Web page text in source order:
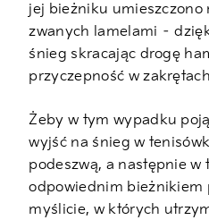
jej bieżniku umieszczono
zwanych lamelami –
śnieg skracając drogę
przyczepność w
Żeby w tym wypadku
wyjść na śnieg w
podeszwą, a następnie w
odpowiednim bieżnikiem
myślicie, w których